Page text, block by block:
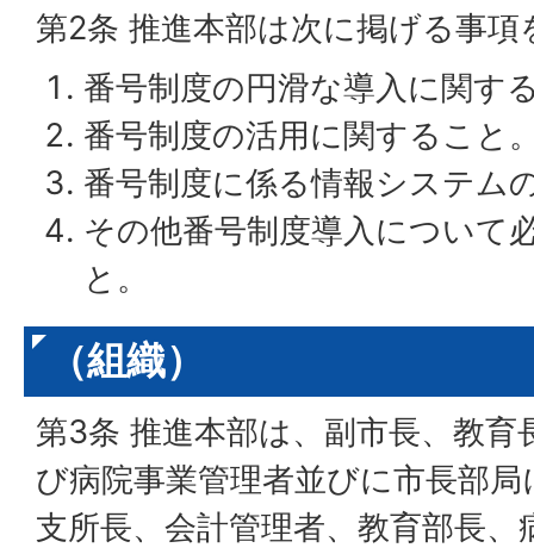
第2条 推進本部は次に掲げる事項
番号制度の円滑な導入に関す
番号制度の活用に関すること
番号制度に係る情報システム
その他番号制度導入について
と。
（組織）
第3条 推進本部は、副市長、教育
び病院事業管理者並びに市長部
支所長、会計管理者、教育部長、